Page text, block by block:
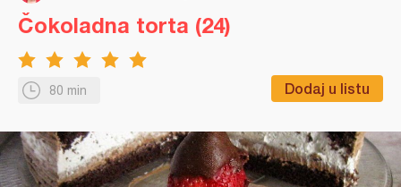
80 min Dodaj u listu
Čokoladna torta (24)